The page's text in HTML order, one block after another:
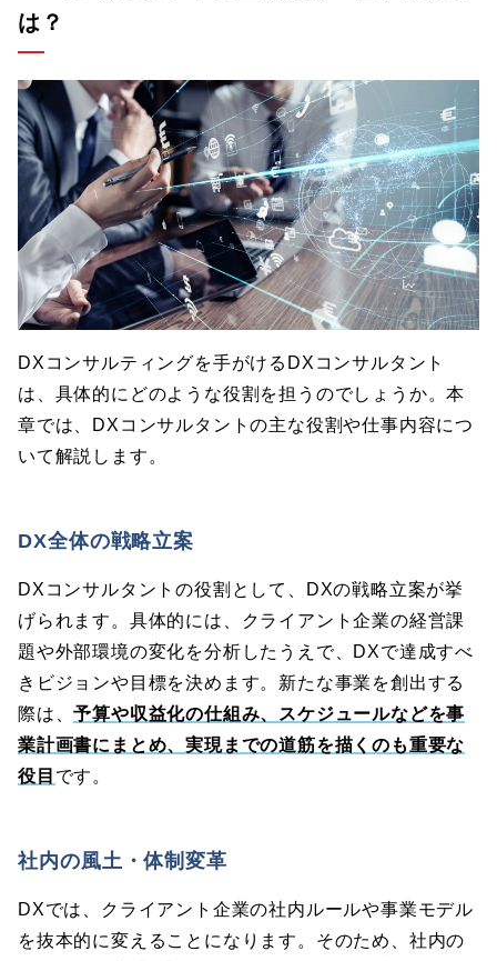
は？
DXコンサルティングを手がけるDXコンサルタント
は、具体的にどのような役割を担うのでしょうか。本
章では、DXコンサルタントの主な役割や仕事内容につ
いて解説します。
DX全体の戦略立案
DXコンサルタントの役割として、DXの戦略立案が挙
げられます。具体的には、クライアント企業の経営課
題や外部環境の変化を分析したうえで、DXで達成すべ
きビジョンや目標を決めます。新たな事業を創出する
際は、予算や収益化の仕組み、スケジュールなどを事
業計画書にまとめ、実現までの道筋を描くのも重要な
役目 です。
社内の風土・体制変革
DXでは、クライアント企業の社内ルールや事業モデル
を抜本的に変えることになります。そのため、社内の